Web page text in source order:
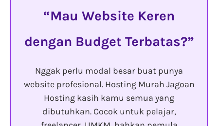
Mau Website Keren
dengan Budget Terbatas?
Nggak perlu modal besar buat punya
website profesional. Hosting Murah Jagoan
Hosting kasih kamu semua yang
dibutuhkan. Cocok untuk pelajar,